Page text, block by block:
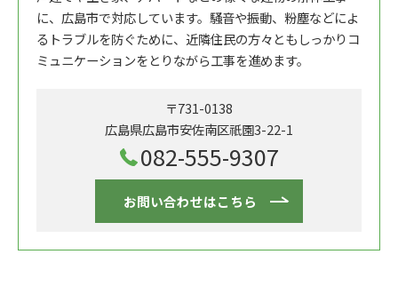
に、広島市で対応しています。騒音や振動、粉塵などによ
るトラブルを防ぐために、近隣住民の方々ともしっかりコ
ミュニケーションをとりながら工事を進めます。
〒731-0138
広島県広島市安佐南区祇園3-22-1
082-555-9307
お問い合わせはこちら